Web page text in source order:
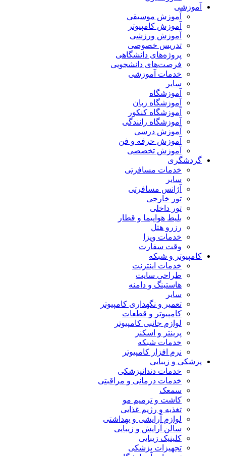
آموزشی
آموزش موسیقی
آموزش کامپیوتر
آموزش ورزشی
تدریس خصوصی
پروژه‌های دانشگاهی
فرصت‌های دانشجویی
خدمات آموزشی
سایر
آموزشگاه
آموزشگاه زبان
آموزشگاه کنکور
آموزشگاه رانندگی
آموزش درسی
آموزش حرفه و فن
آموزش تخصصی
گردشگری
خدمات مسافرتی
سایر
آژانس مسافرتی
تور خارجی
تور داخلی
بلیط هواپیما و قطار
رزرو هتل
خدمات ویزا
وقت سفارت
کامپیوتر و شبکه
خدمات اینترنت
طراحی سایت
هاستینگ و دامنه
سایر
تعمیر و نگهداری کامپیوتر
کامپیوتر و قطعات
لوازم جانبی کامپیوتر
پرینتر و اسکنر
خدمات شبکه
نرم افزار کامپیوتر
پزشکی و زیبایی
خدمات دندانپزشکی
خدمات درمانی و مراقبتی
سمعک
کاشت و ترمیم مو
تغذیه و رژیم غذایی
لوازم آرایشی و بهداشتی
سالن آرایش و زیبایی
کلینیک زیبایی
تجهیزات پزشکی